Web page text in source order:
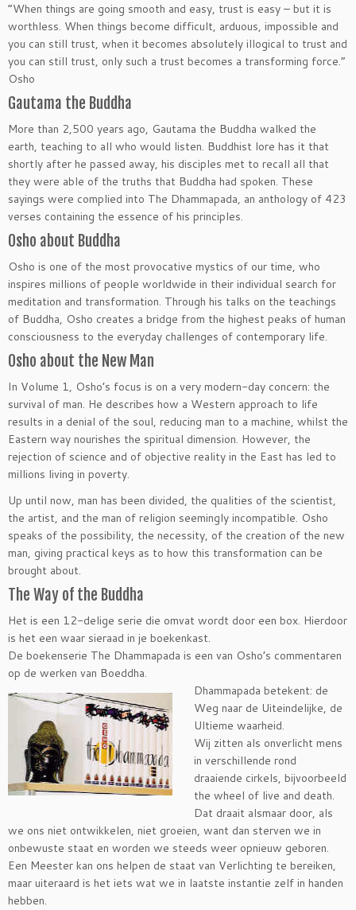
“When things are going smooth and easy, trust is easy – but it is
worthless. When things become difficult, arduous, impossible and
you can still trust, when it becomes absolutely illogical to trust and
you can still trust, only such a trust becomes a transforming force.”
Osho
Gautama the Buddha
More than 2,500 years ago, Gautama the Buddha walked the
earth, teaching to all who would listen. Buddhist lore has it that
shortly after he passed away, his disciples met to recall all that
they were able of the truths that Buddha had spoken. These
sayings were complied into The Dhammapada, an anthology of 423
verses containing the essence of his principles.
Osho about Buddha
Osho is one of the most provocative mystics of our time, who
inspires millions of people worldwide in their individual search for
meditation and transformation. Through his talks on the teachings
of Buddha, Osho creates a bridge from the highest peaks of human
consciousness to the everyday challenges of contemporary life.
Osho about the New Man
In Volume 1, Osho’s focus is on a very modern-day concern: the
survival of man. He describes how a Western approach to life
results in a denial of the soul, reducing man to a machine, whilst the
Eastern way nourishes the spiritual dimension. However, the
rejection of science and of objective reality in the East has led to
millions living in poverty.
Up until now, man has been divided, the qualities of the scientist,
the artist, and the man of religion seemingly incompatible. Osho
speaks of the possibility, the necessity, of the creation of the new
man, giving practical keys as to how this transformation can be
brought about.
The Way of the Buddha
Het is een 12-delige serie die omvat wordt door een box. Hierdoor
is het een waar sieraad in je boekenkast.
De boekenserie The Dhammapada is een van Osho’s commentaren
op de werken van Boeddha.
Dhammapada betekent: de
Weg naar de Uiteindelijke, de
Ultieme waarheid.
Wij zitten als onverlicht mens
in verschillende rond
draaiende cirkels, bijvoorbeeld
the wheel of live and death.
Dat draait alsmaar door, als
we ons niet ontwikkelen, niet groeien, want dan sterven we in
onbewuste staat en worden we steeds weer opnieuw geboren.
Een Meester kan ons helpen de staat van Verlichting te bereiken,
maar uiteraard is het iets wat we in laatste instantie zelf in handen
hebben.